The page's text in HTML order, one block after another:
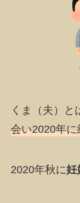
くま（夫）と
会い2020年に
2020年秋に妊